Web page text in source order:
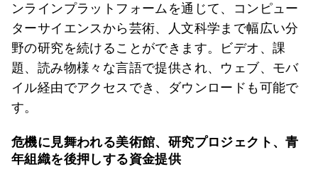
ンラインプラットフォームを通じて、コンピュー
ターサイエンスから芸術、人文科学まで幅広い分
野の研究を続けることができます。ビデオ、課
題、読み物様々な言語で提供され、ウェブ、モバ
イル経由でアクセスでき、ダウンロードも可能で
す。
危機に見舞われる美術館、研究プロジェクト、青
年組織を後押しする資金提供